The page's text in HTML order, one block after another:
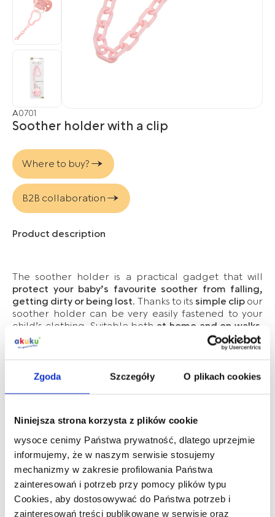
Zgoda Szczegóły O plikach cookies
Niniejsza strona korzysta z plików cookie
wysoce cenimy Państwa prywatność, dlatego uprzejmie
informujemy, że w naszym serwisie stosujemy
mechanizmy w zakresie profilowania Państwa
zainteresowań i potrzeb przy pomocy plików typu
Cookies, aby dostosowywać do Państwa potrzeb i
zainteresowań treści publikowane w serwisie oraz
A0701
Soother holder with a clip
Product description
The soother holder is a practical gadget that will
protect your baby’s favourite soother from falling,
getting dirty or being lost. Thanks to its simple clipour
soother holder can be very easily fastened to your
child’s clothing. Suitable both at home and on walks
Made of robust, high-quality material. Only for
soothers with ring. Gentle on clothes – leaves no
For your child’s safety and health
The product is not a toy. Do not use a ribbon as a toy
or a teether.
Keep away from reach of children when not in use.
Before each use check carefully. Throw away at the
first sign of damage or weakness.
Never lengthen the ribbon!
Where to buy?
B2B collaboration